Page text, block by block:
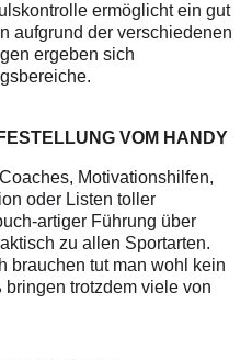
ermöglicht ein gut
aufgrund der verschiedenen
ergeben sich
VOM HANDY
Motivationshilfen,
oder Listen toller
artiger Führung über
zu allen Sportarten.
brauchen tut man wohl kein
trotzdem viele von